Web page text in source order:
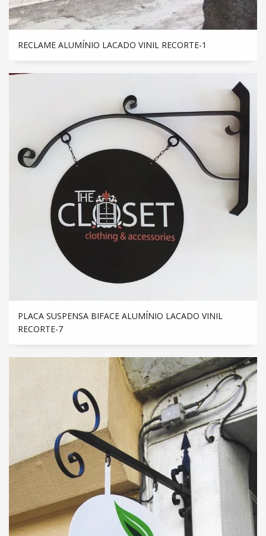
RECLAME ALUMÍNIO LACADO VINIL RECORTE-1
PLACA SUSPENSA BIFACE ALUMÍNIO LACADO VINIL
RECORTE-7